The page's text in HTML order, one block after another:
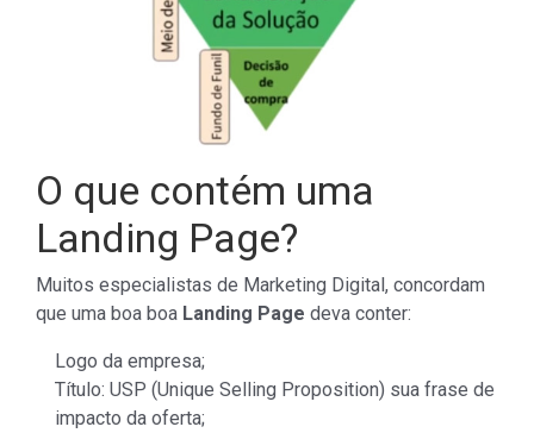
O que contém uma
Landing Page?
Muitos especialistas de Marketing Digital, concordam
que uma boa boa Landing Page deva conter:
Logo da empresa;
Título: USP (Unique Selling Proposition) sua frase de
impacto da oferta;